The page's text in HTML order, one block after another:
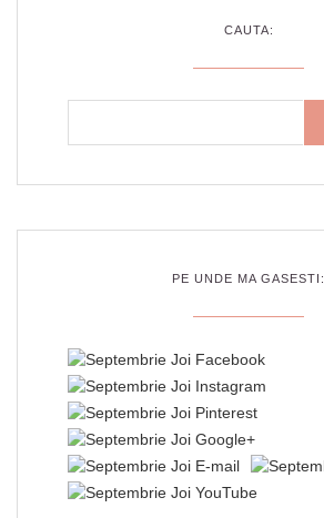
CAUTA:
PE UNDE MA GASESTI: